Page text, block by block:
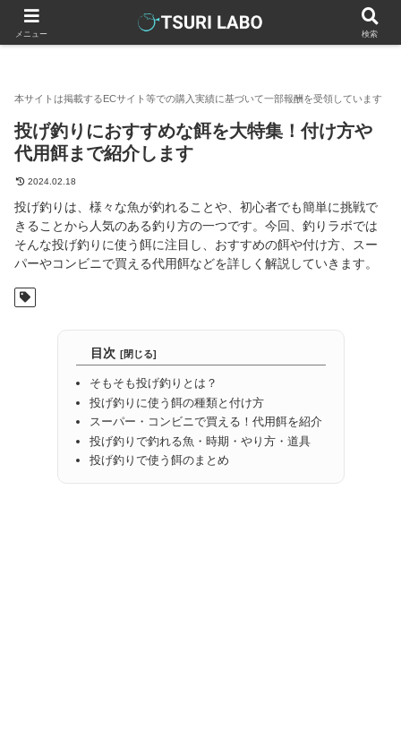
釣りラボマガジン 釣具（釣り道具） 釣り餌 投げ釣りに
投げ釣りにおすすめな餌を大特集！付け方や
代用餌まで紹介します
2024.02.18
投げ釣りは、様々な魚が釣れることや、初心者でも簡単に挑戦で
きることから人気のある釣り方の一つです。今回、釣りラボでは
そんな投げ釣りに使う餌に注目し、おすすめの餌や付け方、スー
パーやコンビニで買える代用餌などを詳しく解説していきます。
目次
そもそも投げ釣りとは？
投げ釣りに使う餌の種類と付け方
スーパー・コンビニで買える！代用餌を紹介
投げ釣りで釣れる魚・時期・やり方・道具
投げ釣りで使う餌のまとめ
メニュー 検索